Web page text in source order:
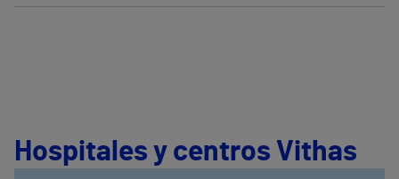
Hospitales y centros Vithas